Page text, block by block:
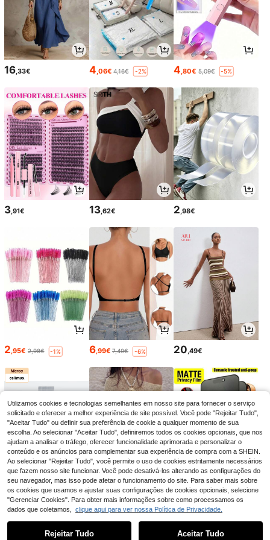
0
16 ,33€ 4 ,06€ 4,16€ -2% 4 ,80€ 5,09€ -5%
3 ,91€ 13,62€ 2 ,98€
2,95€ 2,98€ -1% 6,99€ 7,49€ -6% 20,49€
10,61€ 11,87€11,99€ -1% 3,84€
Utilizamos cookies e tecnologias semelhantes em nosso site para fornecer o serviço
solicitado e oferecer a melhor experiência de site possível. Você pode "Rejeitar Tudo",
"Aceitar Tudo" ou definir sua preferência de cookie a qualquer momento de sua
escolha. Ao selecionar "Aceitar Tudo", definiremos todos os cookies opcionais, que nos
ajudam a analisar o tráfego, oferecer funcionalidade aprimorada e personalizar o
conteúdo e os anúncios para complementar sua experiência de compra com a SHEIN.
Ao selecionar "Rejeitar Tudo", você permite o uso de cookies estritamente necessários
que fazem nosso site funcionar. Você pode desativá-los alterando as configurações do
seu navegador, mas isso pode afetar o funcionamento do site. Para saber mais sobre
os cookies que usamos e ajustar suas configurações de cookies opcionais, selecione
"Gerenciar Cookies". Para obter mais informações sobre como processamos os
dados que coletamos, clique aqui para ver nossa Política de Privacidade.
Rejeitar Tudo Aceitar Tudo